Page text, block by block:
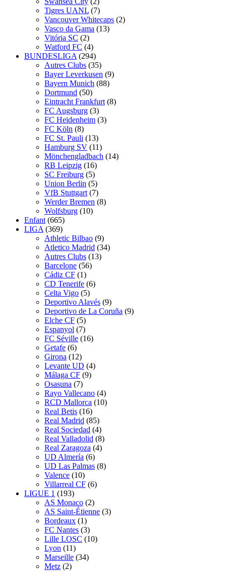
Tigres UANL (7)
Vancouver Whitecaps (2)
Vasco da Gama (13)
Vitória SC (2)
Watford FC (4)
BUNDESLIGA (294)
Autres Clubs (35)
Bayer Leverkusen (9)
Bayern Munich (88)
Dortmund (50)
Eintracht Frankfurt (8)
FC Augsburg (3)
FC Heidenheim (3)
FC Köln (8)
FC St. Pauli (13)
Hamburg SV (11)
Mönchengladbach (14)
RB Leipzig (16)
SC Freiburg (5)
Union Berlin (5)
VfB Stuttgart (7)
Werder Bremen (8)
Wolfsburg (10)
Enfant (665)
LIGA (369)
Athletic Bilbao (9)
Atletico Madrid (34)
Autres Clubs (13)
Barcelone (56)
Cádiz CF (1)
CD Tenerife (6)
Celta Vigo (5)
Deportivo Alavés (9)
Deportivo de La Coruña (9)
Elche CF (5)
Espanyol (7)
FC Séville (16)
Getafe (6)
Girona (12)
Levante UD (4)
Málaga CF (9)
Osasuna (7)
Rayo Vallecano (4)
RCD Mallorca (10)
Real Betis (16)
Real Madrid (85)
Real Sociedad (4)
Real Valladolid (8)
Real Zaragoza (4)
UD Almería (6)
UD Las Palmas (8)
Valence (10)
Villarreal CF (6)
LIGUE 1 (193)
AS Monaco (2)
AS Saint-Étienne (3)
Bordeaux (1)
FC Nantes (3)
Lille LOSC (10)
Lyon (11)
Marseille (34)
Metz (2)